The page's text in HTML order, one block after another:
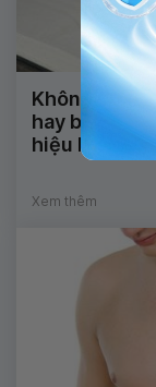
Không nói
hay bị động
hiệu bệnh gì?
Xem thêm